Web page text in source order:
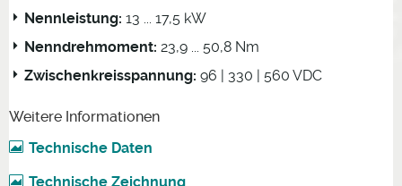
Nennleistung: 13 ... 17,5 kW
Nenndrehmoment: 23,9 ... 50,8 Nm
Zwischenkreisspannung: 96 | 330 | 560 VDC
Weitere Informationen
Technische Daten
Technische Zeichnung